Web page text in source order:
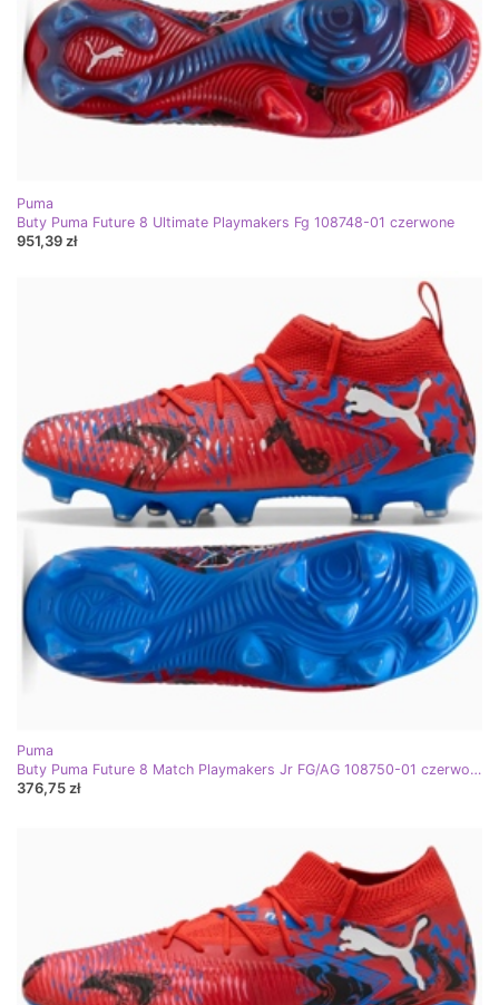
Puma
Buty Puma Future 8 Ultimate Playmakers Fg 108748-01 czerwone
951,39 zł
Puma
Buty Puma Future 8 Match Playmakers Jr FG/AG 108750-01 czerwone
376,75 zł